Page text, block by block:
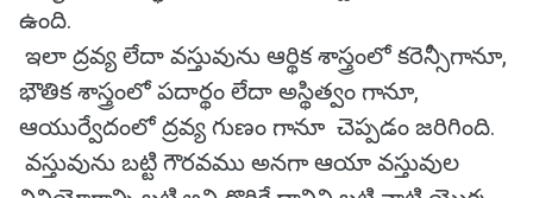
ఉంది.
ఇలా ద్రవ్య లేదా వస్తువును ఆర్థిక శాస్త్రంలో కరెన్సీగానూ,
భౌతిక శాస్త్రంలో పదార్థం లేదా అస్థిత్వం గానూ,
ఆయుర్వేదంలో ద్రవ్య గుణం గానూ చెప్పడం జరిగింది.
వస్తువును బట్టి గౌరవము అనగా ఆయా వస్తువుల